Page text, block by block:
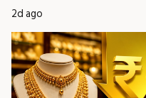
2d ago